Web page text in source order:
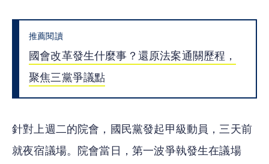
推薦閱讀
國會改革發生什麼事？還原法案通關歷程，
聚焦三黨爭議點
針對上週二的院會，國民黨發起甲級動員，三天前
就夜宿議場。院會當日，第一波爭執發生在議場